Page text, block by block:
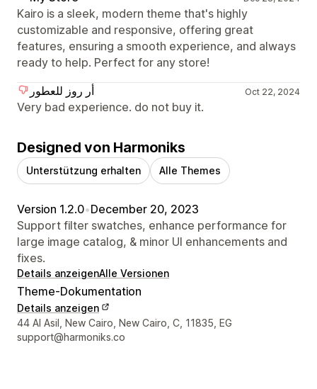
Kairo is a sleek, modern theme that's highly
customizable and responsive, offering great
features, ensuring a smooth experience, and always
ready to help. Perfect for any store!
أر روز للعطور
Oct 22, 2024
Very bad experience. do not buy it.
Designed von Harmoniks
Unterstützung erhalten Alle Themes
Version 1.2.0•December 20, 2023
Support filter swatches, enhance performance for
large image catalog, & minor UI enhancements and
fixes.
Details anzeigenAlle Versionen
Theme-Dokumentation
Details anzeigen
Designer-Kontaktdaten
44 Al Asil, New Cairo, New Cairo, C, 11835, EG
support@harmoniks.co